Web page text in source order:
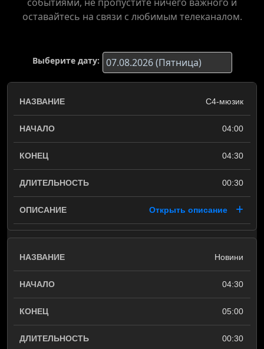
оставайтесь на связи с любимым телеканалом.
Выберите дату:
С4-мюзик
04:00
04:30
00:30
Открыть описание
Новини
04:30
05:00
00:30